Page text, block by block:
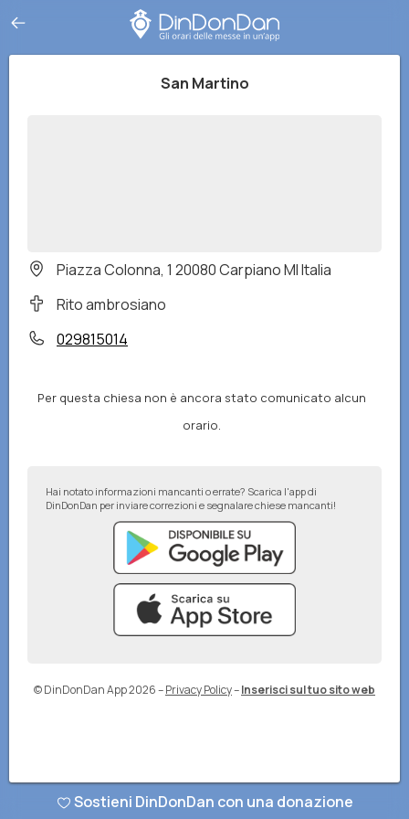
San Martino
Piazza Colonna, 1 20080 Carpiano MI Italia
Rito ambrosiano
029815014
Per questa chiesa non è ancora stato comunicato alcun
orario.
Hai notato informazioni mancanti o errate? Scarica l'app di
DinDonDan per inviare correzioni e segnalare chiese mancanti!
© DinDonDan App 2026–Privacy Policy–Inserisci sul tuo sito web
Sostieni DinDonDan con una donazione